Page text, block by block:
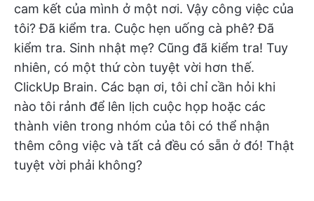
cam kết của mình ở một nơi. Vậy công việc của
tôi? Đã kiểm tra. Cuộc hẹn uống cà phê? Đã
kiểm tra. Sinh nhật mẹ? Cũng đã kiểm tra! Tuy
nhiên, có một thứ còn tuyệt vời hơn thế.
ClickUp Brain. Các bạn ơi, tôi chỉ cần hỏi khi
nào tôi rảnh để lên lịch cuộc họp hoặc các
thành viên trong nhóm của tôi có thể nhận
thêm công việc và tất cả đều có sẵn ở đó! Thật
tuyệt vời phải không?